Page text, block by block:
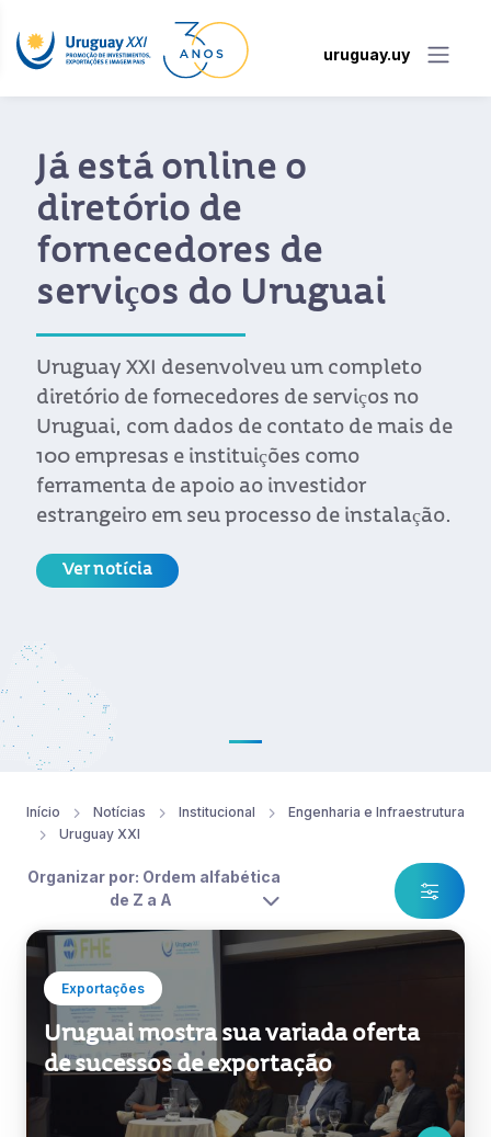
uruguay.uy
Já está online o
diretório de
fornecedores de
serviços do Uruguai
Uruguay XXI desenvolveu um completo
diretório de fornecedores de serviços no
Uruguai, com dados de contato de mais de
100 empresas e instituições como
ferramenta de apoio ao investidor
estrangeiro em seu processo de instalação.
Ver notícia
Início Notícias Institucional
Engenharia e Infraestrutura
Uruguay XXI
Organizar por: Ordem alfabética
de Z a A
Exportações
Uruguai mostra sua variada oferta
de sucessos de exportação